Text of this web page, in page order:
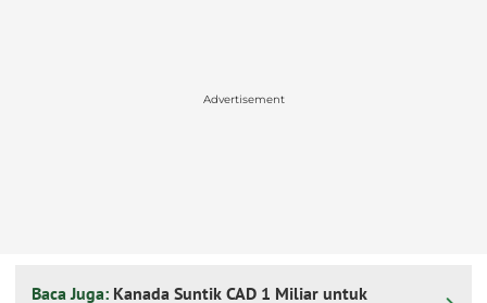
Advertisement
Baca Juga: Kanada Suntik CAD 1 Miliar untuk